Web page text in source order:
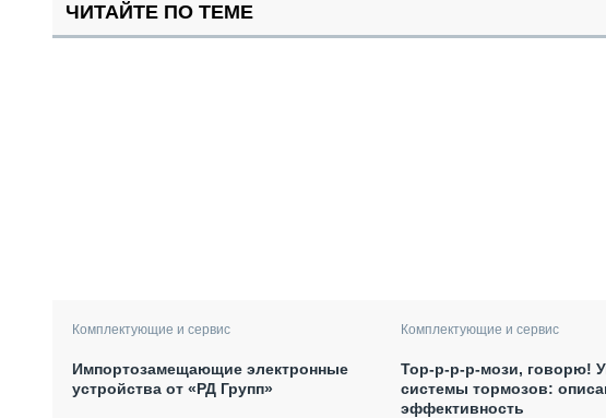
ЧИТАЙТЕ ПО ТЕМЕ
Комплектующие и сервис
Импортозамещающие электронные
устройства от «РД Групп»
Комплектующие и сервис
Тор-р-р-р-мози, говорю!
системы тормозов:
эффективность